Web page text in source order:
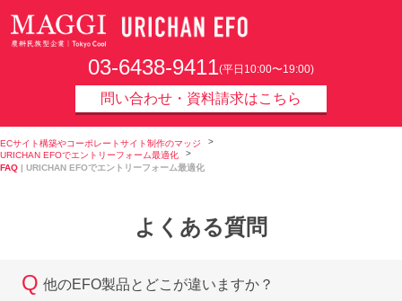
URICHAN EFO
03-6438-9411(平日10:00〜19:00)
問い合わせ・資料請求はこちら
ECサイト構築やコーポレートサイト制作のマッジ
URICHAN EFOでエントリーフォーム最適化
FAQ | URICHAN EFOでエントリーフォーム最適化
よくある質問
Q 他のEFO製品とどこが違いますか？